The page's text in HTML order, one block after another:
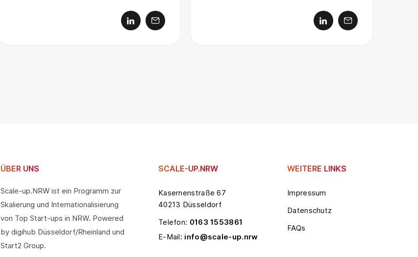
SCALE-UP.NRW
Kasernenstraße 67
40213 Düsseldorf
Telefon: 0163 1553861
E-Mail: info@scale-up.nrw
ÜBER UNS
Scale-up.NRW ist ein Programm zur
Skalierung und Internationalisierung
von Top Start-ups in NRW. Powered
by digihub Düsseldorf/Rheinland und
Start2 Group.
WEITERE LINKS
Impressum
Datenschutz
FAQs